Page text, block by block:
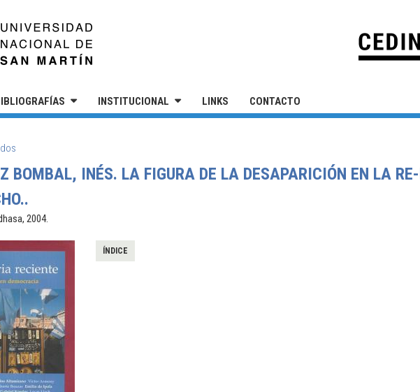
INSTITUCIONAL LINKS CONTACTO
USTED AQUÍ
BOMBAL, INÉS. LA FIGURA DE LA DESAPARICIÓN EN LA
2004.
ÍNDICE